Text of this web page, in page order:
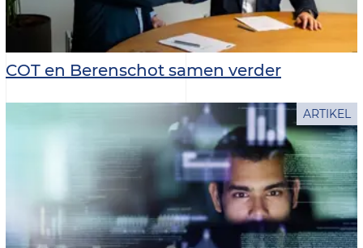
COT en Berenschot samen verder
ARTIKEL